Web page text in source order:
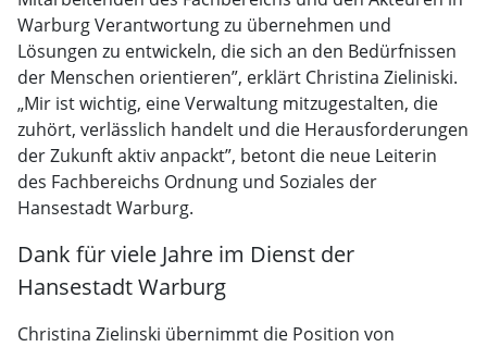
Warburg Verantwortung zu übernehmen und
Lösungen zu entwickeln, die sich an den Bedürfnissen
der Menschen orientieren”, erklärt Christina Zieliniski.
„Mir ist wichtig, eine Verwaltung mitzugestalten, die
zuhört, verlässlich handelt und die Herausforderungen
der Zukunft aktiv anpackt”, betont die neue Leiterin
des Fachbereichs Ordnung und Soziales der
Hansestadt Warburg.
Dank für viele Jahre im Dienst der
Hansestadt Warburg
Christina Zielinski übernimmt die Position von